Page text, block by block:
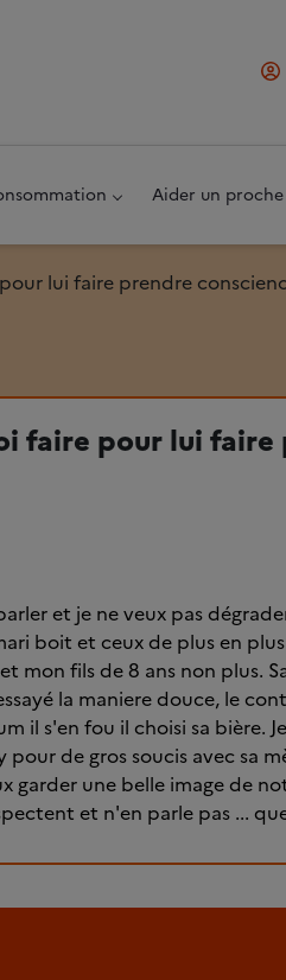
Aider un proche
lui faire prendre
faire pour lui
et je ne veux pas
boit et ceux de plus en
mon fils de 8 ans non plus.
la maniere douce, le
il s'en fou il choisi sa bière.
de gros soucis avec sa
garder une belle image de
et n'en parle pas ...